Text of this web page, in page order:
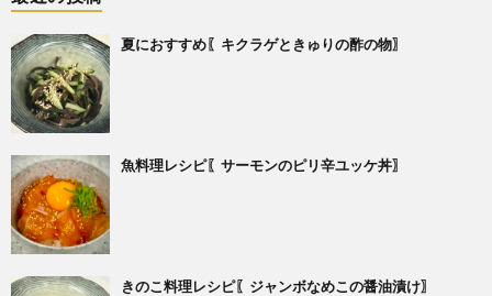
夏におすすめ〖キクラゲときゅりの酢の物〗
魚料理レシピ〖サーモンのピリ辛ユッケ丼〗
きのこ料理レシピ〖ジャンボなめこの醤油漬け〗